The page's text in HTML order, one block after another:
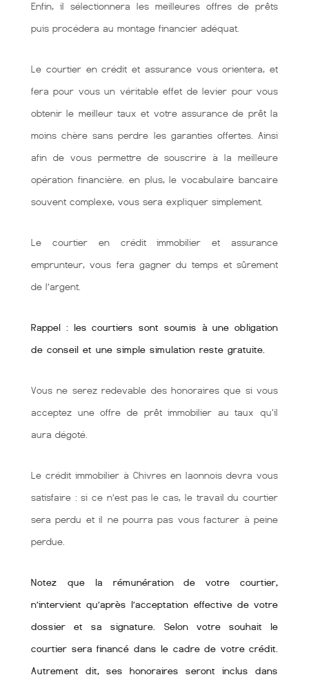
Enfin, il sélectionnera les meilleures offres de prêts
puis procédera au montage financier adéquat.
Le courtier en crédit et assurance vous orientera, et
fera pour vous un véritable effet de levier pour vous
obtenir le meilleur taux et votre assurance de prêt la
moins chère sans perdre les garanties offertes. Ainsi
afin de vous permettre de souscrire à la meilleure
opération financière. en plus, le vocabulaire bancaire
souvent complexe, vous sera expliquer simplement.
Le courtier en crédit immobilier et assurance
emprunteur, vous fera gagner du temps et sûrement
de l’argent.
Rappel : les courtiers sont soumis à une obligation
de conseil et une simple simulation reste gratuite.
Vous ne serez redevable des honoraires que si vous
acceptez une offre de prêt immobilier au taux qu'il
aura dégoté.
Le crédit immobilier à Chivres en laonnois devra vous
satisfaire : si ce n’est pas le cas, le travail du courtier
sera perdu et il ne pourra pas vous facturer à peine
perdue.
Notez que la rémunération de votre courtier,
n’intervient qu’après l’acceptation effective de votre
dossier et sa signature. Selon votre souhait le
courtier sera financé dans le cadre de votre crédit.
Autrement dit, ses honoraires seront inclus dans